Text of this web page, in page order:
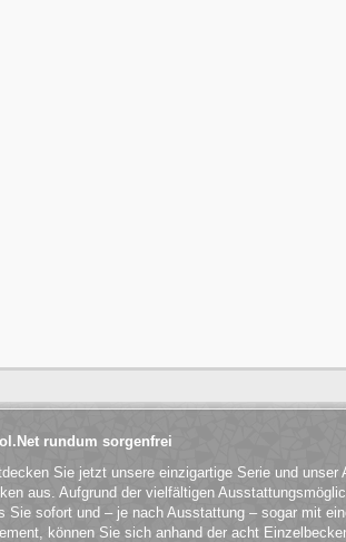
rundum sorgenfrei
Sie jetzt unsere einzigartige Serie und
aus. Aufgrund der vielfältigen
sofort und – je nach Ausstattung – sogar mit
können Sie sich anhand der acht